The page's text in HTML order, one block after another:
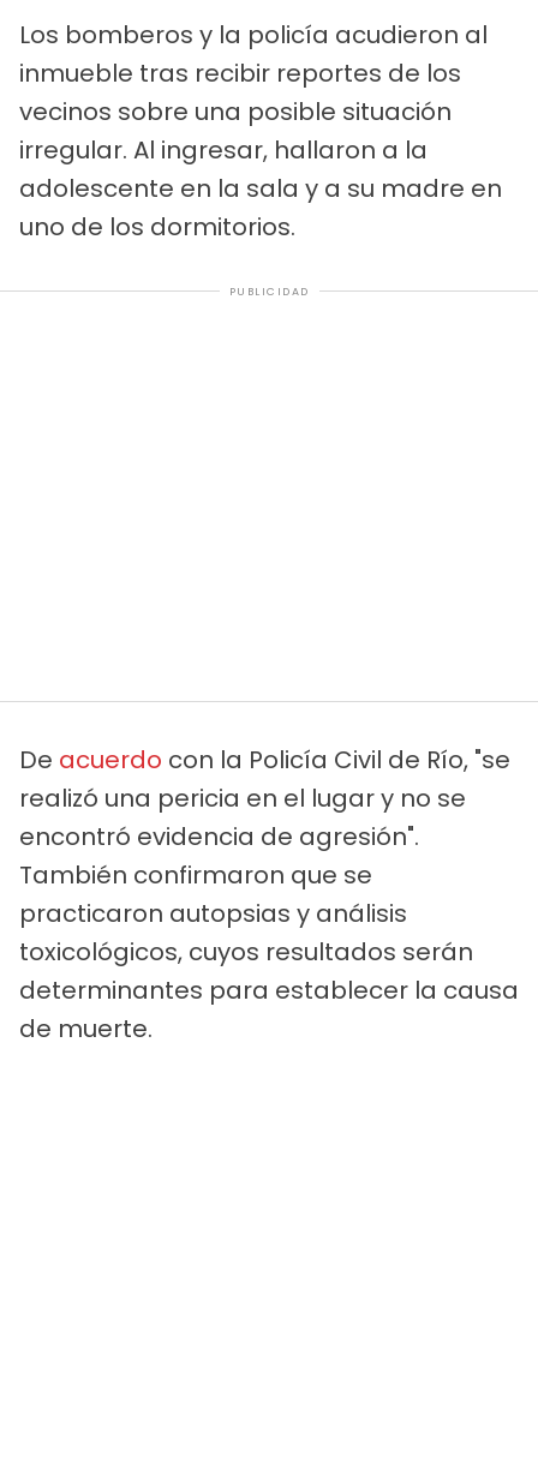
Los bomberos y la policía acudieron al
inmueble tras recibir reportes de los
vecinos sobre una posible situación
irregular. Al ingresar, hallaron a la
adolescente en la sala y a su madre en
uno de los dormitorios.
PUBLICIDAD
De acuerdo con la Policía Civil de Río, "se
realizó una pericia en el lugar y no se
encontró evidencia de agresión".
También confirmaron que se
practicaron autopsias y análisis
toxicológicos, cuyos resultados serán
determinantes para establecer la causa
de muerte.